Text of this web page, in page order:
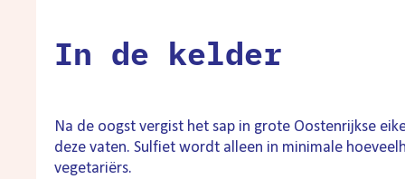
In de kelder
Na de oogst vergist het sap in grote Oostenrijkse
deze vaten. Sulfiet wordt alleen in minimale
vegetariërs.